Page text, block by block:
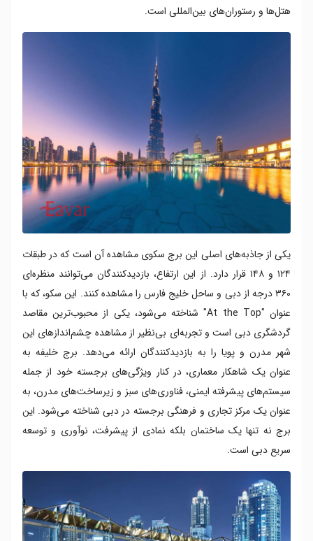
هتل‌ها و رستوران‌های بین‌المللی است.
یکی از جاذبه‌های اصلی این برج سکوی مشاهده آن است که در طبقات
۱۲۴ و ۱۴۸ قرار دارد. از این ارتفاع، بازدیدکنندگان می‌توانند منظره‌ای
۳۶۰ درجه از دبی و ساحل خلیج فارس را مشاهده کنند. این سکو، که با
عنوان "At the Top" شناخته می‌شود، یکی از محبوب‌ترین مقاصد
گردشگری دبی است و تجربه‌ای بی‌نظیر از مشاهده چشم‌اندازهای این
شهر مدرن و پویا را به بازدیدکنندگان ارائه می‌دهد. برج خلیفه به
عنوان یک شاهکار معماری، در کنار ویژگی‌های برجسته خود از جمله
سیستم‌های پیشرفته ایمنی، فناوری‌های سبز و زیرساخت‌های مدرن، به
عنوان یک مرکز تجاری و فرهنگی برجسته در دبی شناخته می‌شود. این
برج نه تنها یک ساختمان بلکه نمادی از پیشرفت، نوآوری و توسعه
سریع دبی است.